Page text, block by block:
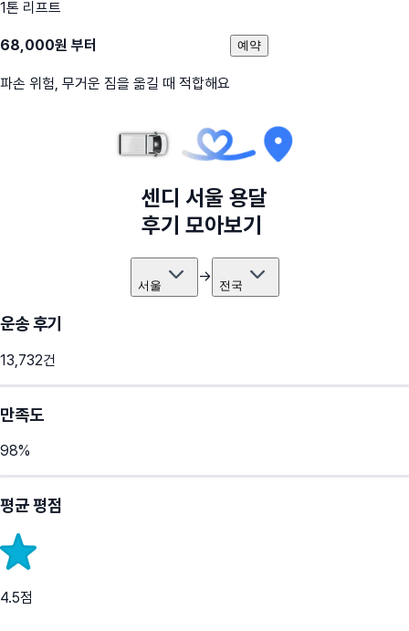
1톤 리프트
68,000원 부터
파손 위험, 무거운 짐을 옮길 때 적합해요
예약
센디 서울 용달
후기 모아보기
서울 → 전국
운송 후기
13,732건
만족도
98%
평균 평점
4.5점